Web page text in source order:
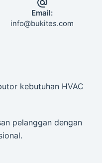
Email:
info@bukites.com
kebutuhan HVAC
pelanggan dengan